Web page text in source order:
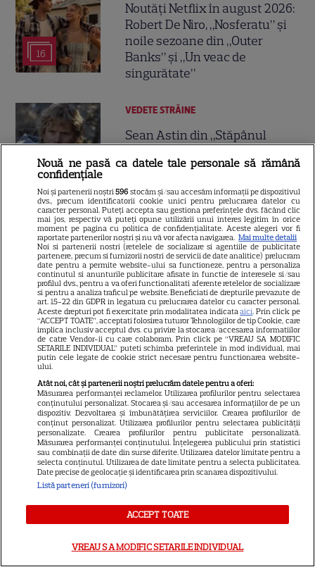
16
Noutăți Netflix în august 2026:
Robert De Niro, „Nosferatu” și
noile sezoane din „Outer
Banks” și „Un veac de
singurătate”
14
VEDETE STRĂINE
Sean Astin din „Stăpânul
vândă casa din cauza
primit de fapt
14
VEDETE STRĂINE
Elon Musk, atac la adresa
regizorului premiat cu Oscar
care a realizat documentarul
despre viața sa. Filmul are 232
de minute
3
VEDETE STRĂINE
Marvel are un nou Black
Panther. David Jonsson preia
moștenirea lui Chadwick
Boseman
VEDETE STRĂINE
Ryan Gosling este noul Ghost
Rider din Universul Marvel.
a entuziasmat pe fani
Nouă ne pasă ca datele tale personale să rămână
confidențiale
Noi și partenerii noștri596 stocăm și/sau accesăm informații pe dispozitivul
dvs., precum identificatorii cookie unici pentru prelucrarea datelor cu
caracter personal. Puteți accepta sau gestiona preferințele dvs. făcând clic
mai jos, respectiv vă puteți opune utilizării unui interes legitim în orice
moment pe pagina cu politica de confidențialitate. Aceste alegeri vor fi
raportate partenerilor noștri și nu vă vor afecta navigarea. Mai multe detalii
Noi si partenerii nostri (retelele de socializare si agentiile de publicitate
partenere, precum si furnizorii nostri de servicii de date analitice) prelucram
date pentru a permite website-ului sa functioneze, pentru a personaliza
continutul si anunturile publicitare afisate in functie de interesele si/sau
profilul dvs., pentru a va oferi functionalitati aferente retelelor de socializare
si pentru a analiza traficul pe website. Beneficiati de drepturile prevazute de
art. 15-22 din GDPR in legatura cu prelucrarea datelor cu caracter personal.
Aceste drepturi pot fi exercitate prin modalitatea indicataaici. Prin click pe
“ACCEPT TOATE”, acceptati folosirea tuturor Tehnologiilor de tip Cookie, care
implica inclusiv acceptul dvs. cu privire la stocarea/accesarea informatiilor
de catre Vendor-ii cu care colaboram. Prin click pe “VREAU SA MODIFIC
SETARILE INDIVIDUAL” puteti schimba preferintele in mod individual, mai
putin cele legate de cookie strict necesare pentru functionarea website-
ului.
Atât noi, cât și partenerii noștri prelucrăm datele pentru a oferi:
Măsurarea performanței reclamelor. Utilizarea profilurilor pentru selectarea
conținutului personalizat. Stocarea și/sau accesarea informațiilor de pe un
dispozitiv. Dezvoltarea și îmbunătățirea serviciilor. Crearea profilurilor de
conținut personalizat. Utilizarea profilurilor pentru selectarea publicității
personalizate. Crearea profilurilor pentru publicitate personalizată.
Măsurarea performanței conținutului. Înțelegerea publicului prin statistici
sau combinații de date din surse diferite. Utilizarea datelor limitate pentru a
selecta conținutul. Utilizarea de date limitate pentru a selecta publicitatea.
Date precise de geolocație și identificarea prin scanarea dispozitivului.
Listă parteneri (furnizori)
ACCEPT TOATE
VREAU SA MODIFIC SETARILE INDIVIDUAL